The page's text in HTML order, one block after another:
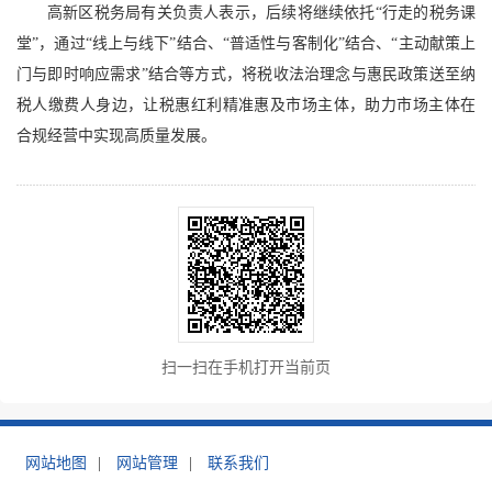
高新区税务局有关负责人表示，后续将继续依托“行走的税务课
堂”，通过“线上与线下”结合、“普适性与客制化”结合、“主动献策上
门与即时响应需求”结合等方式，将税收法治理念与惠民政策送至纳
税人缴费人身边，让税惠红利精准惠及市场主体，助力市场主体在
合规经营中实现高质量发展。
扫一扫在手机打开当前页
网站地图 | 网站管理 | 联系我们